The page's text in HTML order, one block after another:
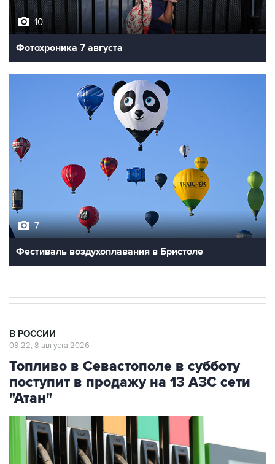
10
Фотохроника 7 августа
7
Фестиваль воздухоплавания в Бристоле
В РОССИИ
09:22, 8 августа 2026
Топливо в Севастополе в субботу
поступит в продажу на 13 АЗС сети
"Атан"